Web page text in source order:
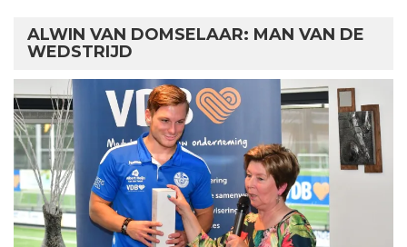
ALWIN VAN DOMSELAAR: MAN VAN DE
WEDSTRIJD